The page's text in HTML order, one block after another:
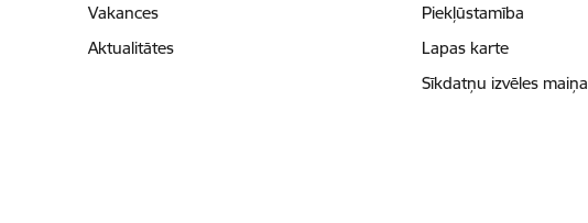
Vakances
Aktualitātes
Piekļūstamība
Lapas karte
Sīkdatņu izvēles maiņa